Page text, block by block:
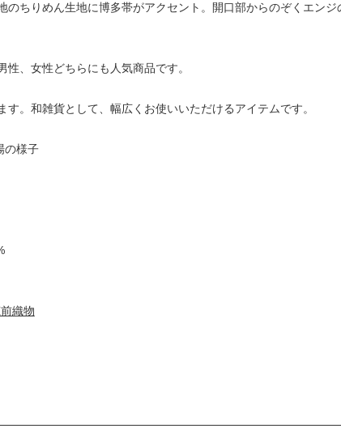
のちりめん生地に博多帯がアクセント。開口部からのぞくエンジ
、女性どちらにも人気商品です。
。和雑貨として、幅広くお使いいただけるアイテムです。
の様子
織物